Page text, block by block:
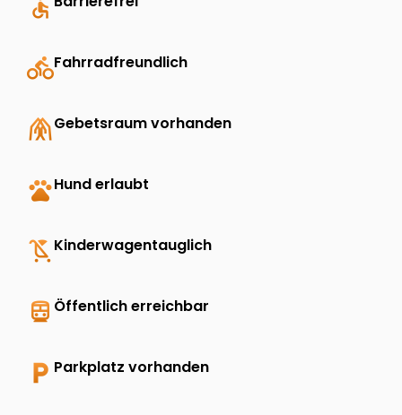
accessible
directions_bikeFahrradfreundlich
folded_handsGebetsraum vorhanden
petsHund erlaubt
child_friendly Kinderwagentauglich
directions_transit Öffentlich erreichbar
local_parking Parkplatz vorhanden